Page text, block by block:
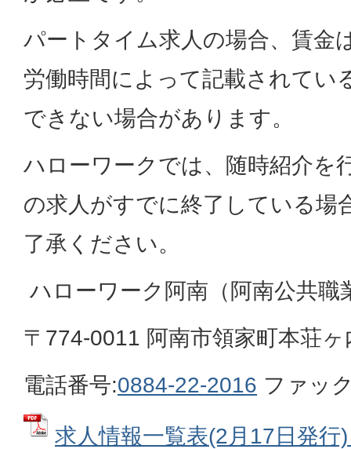
パートタイム求人の場合、賃金
労働時間によって記載されてい
できない場合があります。
ハローワークでは、随時紹介を
の求人がすでに終了している場
了承ください。
ハローワーク阿南（阿南公共職
〒774-0011 阿南市領家町本荘
電話番号:0884-22-2016 ファッ
求人情報一覧表(2月17日発行